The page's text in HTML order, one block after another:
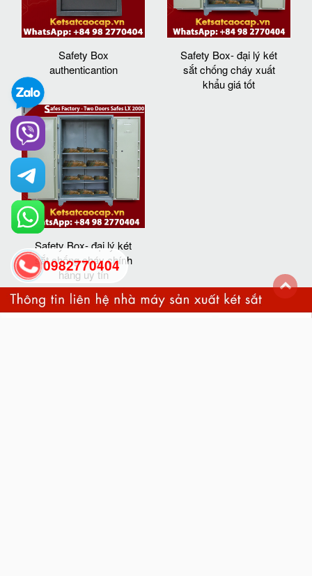
Safety Box
authenticantion
Safety Box- đại lý két
sắt chống cháy xuất
khẩu giá tốt
Safety Box- đại lý két
sắt chống cháy chính
hãng uy tín
0982770404
back